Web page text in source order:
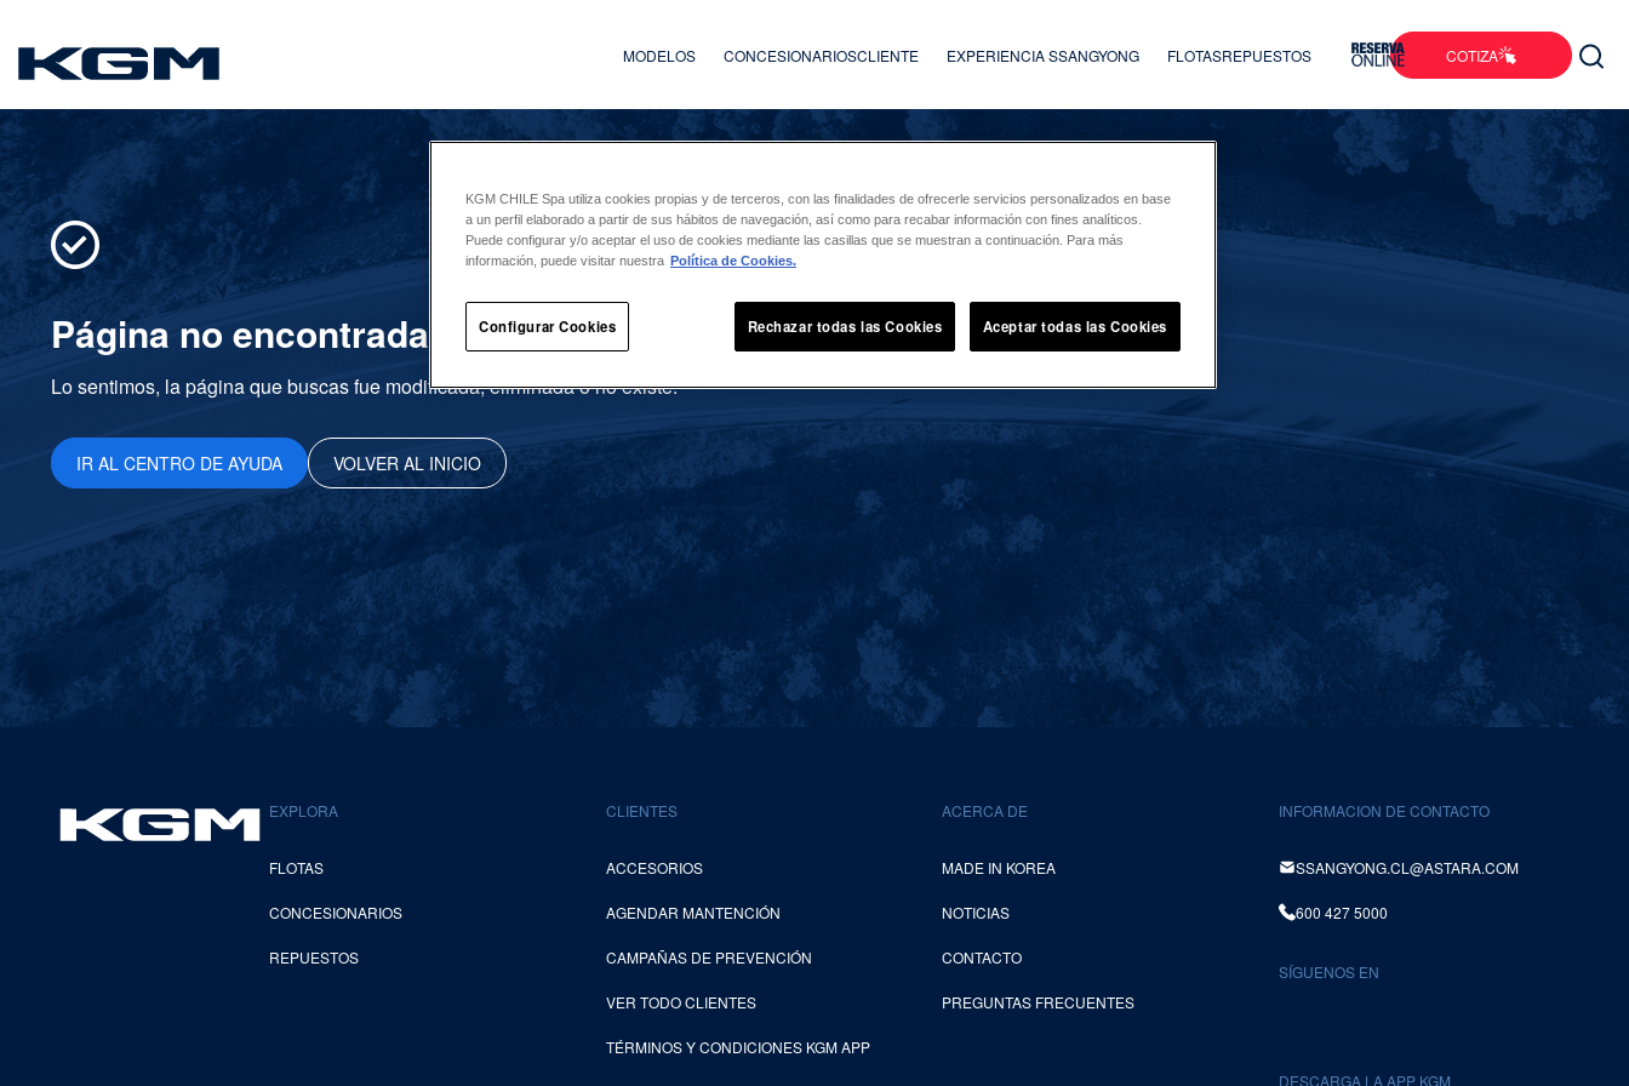
SsangYong MODELOS CONCESIONARIOSCLIENTE EXPERIENCIA SSANGYONG FLOTASREPUESTOS COTIZA
Página no encontrada
Lo sentimos, la página que buscas fue modificada, eliminada o no existe.
IR AL CENTRO DE AYUDA VOLVER AL INICIO
EXPLORA
FLOTAS
CONCESIONARIOS
REPUESTOS
CLIENTES
ACCESORIOS
AGENDAR MANTENCIÓN
CAMPAÑAS DE PREVENCIÓN
VER TODO CLIENTES
TÉRMINOS Y CONDICIONES KGM APP
ACERCA DE
MADE IN KOREA
NOTICIAS
CONTACTO
PREGUNTAS FRECUENTES
INFORMACION DE CONTACTO
SSANGYONG.CL@ASTARA.COM
600 427 5000
SÍGUENOS EN
DESCARGA LA APP KGM
KGM CHILE Spa utiliza cookies propias y de terceros, con las finalidades de ofrecerle servicios personalizados en base
a un perfil elaborado a partir de sus hábitos de navegación, así como para recabar información con fines analíticos.
Puede configurar y/o aceptar el uso de cookies mediante las casillas que se muestran a continuación. Para más
información, puede visitar nuestra Política de Cookies.
Configurar Cookies Rechazar todas las Cookies Aceptar todas las Cookies